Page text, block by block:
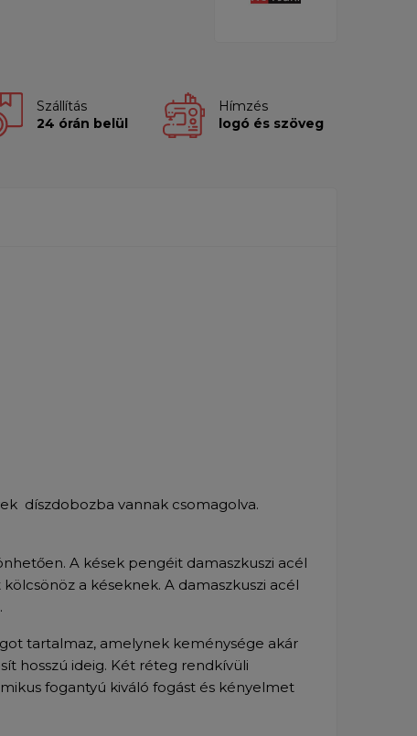
Szállítás
24 órán belül
Hímzés
logó és szöveg
díszdobozba vannak csomagolva.
A kések pengéit damaszkuszi acél
a késeknek. A damaszkuszi acél
tartalmaz, amelynek keménysége akár
hosszú ideig. Két réteg rendkívüli
fogantyú kiváló fogást és kényelmet